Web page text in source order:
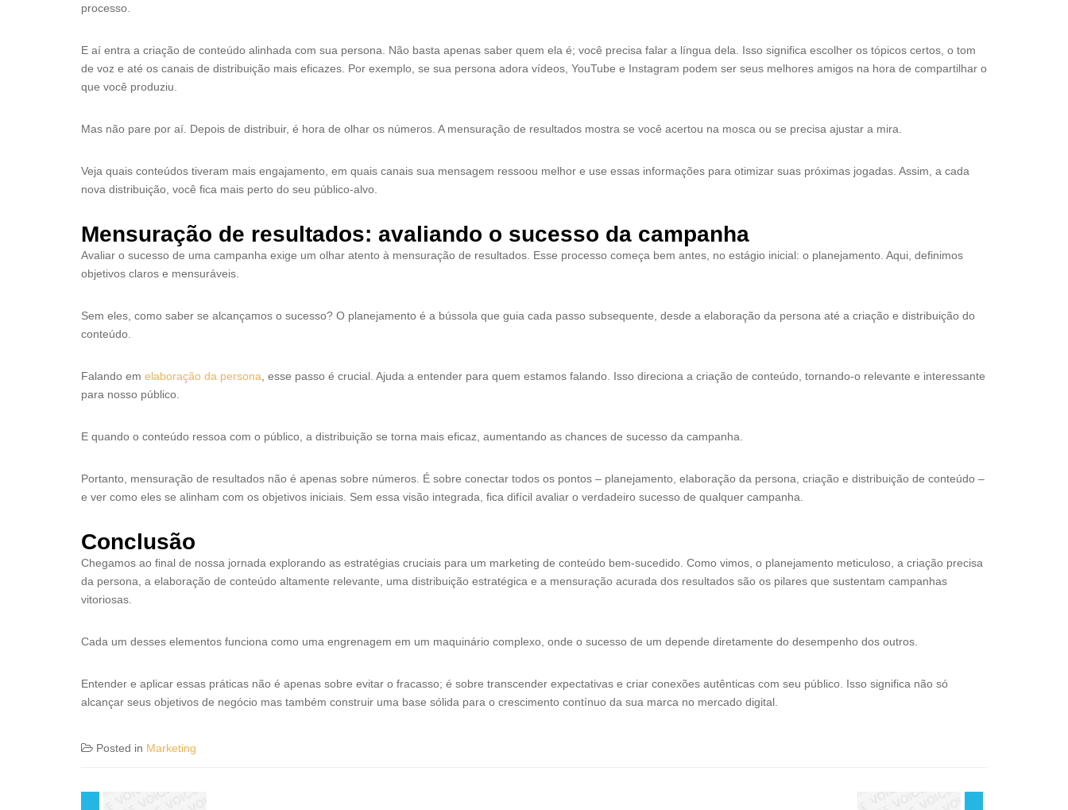
processo.
E aí entra a criação de conteúdo alinhada com sua persona. Não basta apenas saber quem ela é; você precisa falar a língua dela. Isso significa escolher os tópicos certos, o tom
de voz e até os canais de distribuição mais eficazes. Por exemplo, se sua persona adora vídeos, YouTube e Instagram podem ser seus melhores amigos na hora de compartilhar o
que você produziu.
Mas não pare por aí. Depois de distribuir, é hora de olhar os números. A mensuração de resultados mostra se você acertou na mosca ou se precisa ajustar a mira.
Veja quais conteúdos tiveram mais engajamento, em quais canais sua mensagem ressoou melhor e use essas informações para otimizar suas próximas jogadas. Assim, a cada
nova distribuição, você fica mais perto do seu público-alvo.
Mensuração de resultados: avaliando o sucesso da campanha
Avaliar o sucesso de uma campanha exige um olhar atento à mensuração de resultados. Esse processo começa bem antes, no estágio inicial: o planejamento. Aqui, definimos
objetivos claros e mensuráveis.
Sem eles, como saber se alcançamos o sucesso? O planejamento é a bússola que guia cada passo subsequente, desde a elaboração da persona até a criação e distribuição do
conteúdo.
Falando em elaboração da persona , esse passo é crucial. Ajuda a entender para quem estamos falando. Isso direciona a criação de conteúdo, tornando-o relevante e interessante
para nosso público.
E quando o conteúdo ressoa com o público, a distribuição se torna mais eficaz, aumentando as chances de sucesso da campanha.
Portanto, mensuração de resultados não é apenas sobre números. É sobre conectar todos os pontos – planejamento, elaboração da persona, criação e distribuição de conteúdo –
e ver como eles se alinham com os objetivos iniciais. Sem essa visão integrada, fica difícil avaliar o verdadeiro sucesso de qualquer campanha.
Conclusão
Chegamos ao final de nossa jornada explorando as estratégias cruciais para um marketing de conteúdo bem-sucedido. Como vimos, o planejamento meticuloso, a criação precisa
da persona, a elaboração de conteúdo altamente relevante, uma distribuição estratégica e a mensuração acurada dos resultados são os pilares que sustentam campanhas
vitoriosas.
Cada um desses elementos funciona como uma engrenagem em um maquinário complexo, onde o sucesso de um depende diretamente do desempenho dos outros.
Entender e aplicar essas práticas não é apenas sobre evitar o fracasso; é sobre transcender expectativas e criar conexões autênticas com seu público. Isso significa não só
alcançar seus objetivos de negócio mas também construir uma base sólida para o crescimento contínuo da sua marca no mercado digital.
Posted in Marketing